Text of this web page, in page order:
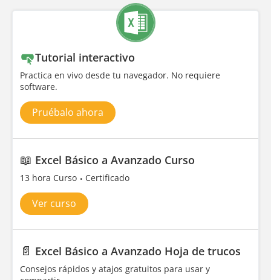
Tutorial interactivo
Practica en vivo desde tu navegador. No requiere
software.
Pruébalo ahora
📖 Excel Básico a Avanzado Curso
13 hora Curso Certificado
Ver curso
📄 Excel Básico a Avanzado Hoja de trucos
Consejos rápidos y atajos gratuitos para usar y